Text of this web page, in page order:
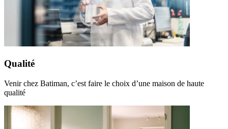
Qualité
Venir chez Batiman, c’est faire le choix d’une maison de haute
qualité